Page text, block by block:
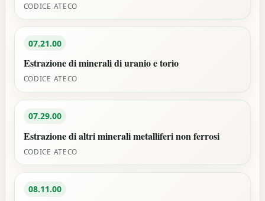
CODICE ATECO
07.21.00
Estrazione di minerali di uranio e torio
CODICE ATECO
07.29.00
Estrazione di altri minerali metalliferi non ferrosi
CODICE ATECO
08.11.00